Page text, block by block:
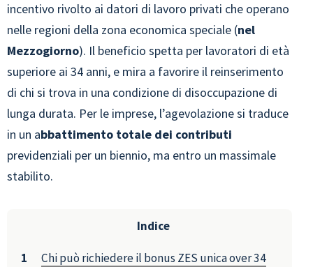
incentivo rivolto ai datori di lavoro privati che operano
nelle regioni della zona economica speciale (nel
Mezzogiorno). Il beneficio spetta per lavoratori di età
superiore ai 34 anni, e mira a favorire il reinserimento
di chi si trova in una condizione di disoccupazione di
lunga durata. Per le imprese, l’agevolazione si traduce
in un abbattimento totale dei contributi
previdenziali per un biennio, ma entro un massimale
stabilito.
Indice
Chi può richiedere il bonus ZES unica over 34